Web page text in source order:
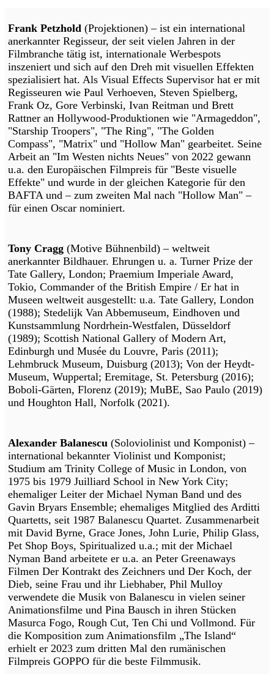
Frank Petzhold (Projektionen) – ist ein international
anerkannter Regisseur, der seit vielen Jahren in der
Filmbranche tätig ist, internationale Werbespots
inszeniert und sich auf den Dreh mit visuellen Effekten
spezialisiert hat. Als Visual Effects Supervisor hat er mit
Regisseuren wie Paul Verhoeven, Steven Spielberg,
Frank Oz, Gore Verbinski, Ivan Reitman und Brett
Rattner an Hollywood-Produktionen wie "Armageddon",
"Starship Troopers", "The Ring", "The Golden
Compass", "Matrix" und "Hollow Man" gearbeitet. Seine
Arbeit an "Im Westen nichts Neues" von 2022 gewann
u.a. den Europäischen Filmpreis für "Beste visuelle
Effekte" und wurde in der gleichen Kategorie für den
BAFTA und – zum zweiten Mal nach "Hollow Man" –
für einen Oscar nominiert.
Tony Cragg (Motive Bühnenbild) – weltweit
anerkannter Bildhauer. Ehrungen u. a. Turner Prize der
Tate Gallery, London; Praemium Imperiale Award,
Tokio, Commander of the British Empire / Er hat in
Museen weltweit ausgestellt: u.a. Tate Gallery, London
(1988); Stedelijk Van Abbemuseum, Eindhoven und
Kunstsammlung Nordrhein-Westfalen, Düsseldorf
(1989); Scottish National Gallery of Modern Art,
Edinburgh und Musée du Louvre, Paris (2011);
Lehmbruck Museum, Duisburg (2013); Von der Heydt-
Museum, Wuppertal; Eremitage, St. Petersburg (2016);
Boboli-Gärten, Florenz (2019); MuBE, Sao Paulo (2019)
und Houghton Hall, Norfolk (2021).
Alexander Balanescu (Soloviolinist und Komponist) –
international bekannter Violinist und Komponist;
Studium am Trinity College of Music in London, von
1975 bis 1979 Juilliard School in New York City;
ehemaliger Leiter der Michael Nyman Band und des
Gavin Bryars Ensemble; ehemaliges Mitglied des Arditti
Quartetts, seit 1987 Balanescu Quartet. Zusammenarbeit
mit David Byrne, Grace Jones, John Lurie, Philip Glass,
Pet Shop Boys, Spiritualized u.a.; mit der Michael
Nyman Band arbeitete er u.a. an Peter Greenaways
Filmen Der Kontrakt des Zeichners und Der Koch, der
Dieb, seine Frau und ihr Liebhaber, Phil Mulloy
verwendete die Musik von Balanescu in vielen seiner
Animationsfilme und Pina Bausch in ihren Stücken
Masurca Fogo, Rough Cut, Ten Chi und Vollmond. Für
die Komposition zum Animationsfilm „The Island“
erhielt er 2023 zum dritten Mal den rumänischen
Filmpreis GOPPO für die beste Filmmusik.